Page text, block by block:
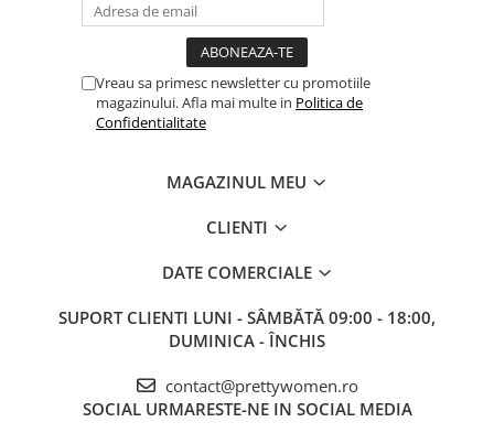
Vreau sa primesc newsletter cu promotiile
magazinului. Afla mai multe in Politica de
Confidentialitate
MAGAZINUL MEU
CLIENTI
DATE COMERCIALE
SUPORT CLIENTI LUNI - SÂMBĂTĂ 09:00 - 18:00,
DUMINICA - ÎNCHIS
contact@prettywomen.ro
SOCIAL URMARESTE-NE IN SOCIAL MEDIA